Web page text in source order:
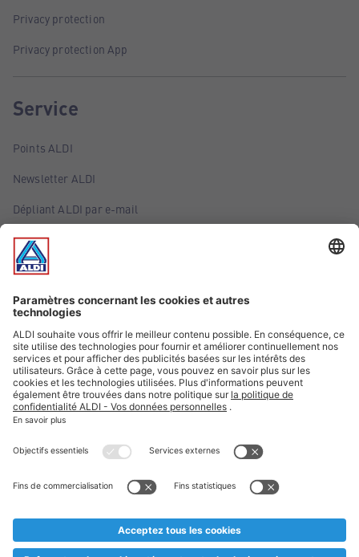
Privacy protection
Privacy protection App
Service
Points ALDI
Newsletter ALDI
Dépliant ALDI par e-mail
Offres
Infos essentielles
Suivez ALDI Belgique
Textes marqués d'un astérisque et mentions légales
* Nous vendons ces articles temporairement et jusqu'à
au cas où, malgré le planning bien étudié, nous serions
prématurément en rupture de stock. Prix Recupel et TVA incl.
** Sur ce site, l’utilisation de la forme masculine a été adoptée